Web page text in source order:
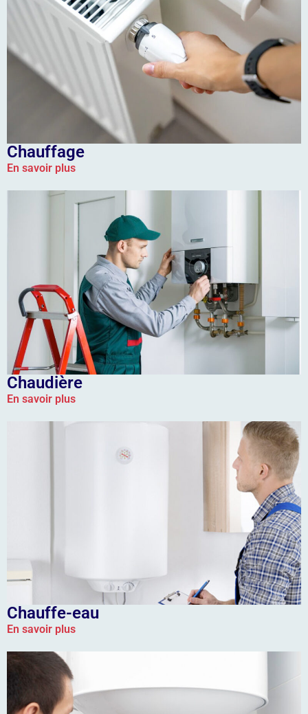
Chauffage
En savoir plus
Chaudière
En savoir plus
Chauffe-eau
En savoir plus